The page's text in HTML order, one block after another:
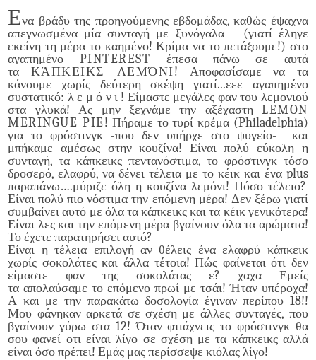
Eνα βράδυ της προηγούμενης εβδομάδας, καθώς έψαχνα
απεγνωσμένα μία συνταγή με ξυνόγαλα
(γιατί έληγε
εκείνη τη μέρα το καημένο!Κρίμα να το πετάξουμε!) στο
αγαπημένο PINTEREST έπεσα πάνω σε αυτά
τα ΚΆΠΚΕΙΚΣ ΛΕΜΌΝΙ! Αποφασίσαμε να τα
κάνουμε χωρίς δεύτερη σκέψη γιατί...εεε αγαπημένο
συστατικό: λ ε μ ό ν ι ! Είμαστε μεγάλες φαν του λεμονιού
στα γλυκά!Ας μην ξεχνάμε την αξέχαστη
LEMON
MERINGUE PIE! Πήραμε το τυρί κρέμα (Philadelphia)
για το φρόστινγκ -που δεν υπήρχε στο ψυγείο-
και
μπήκαμε αμέσως στην κουζίνα! Είναι πολύ εύκολη η
συνταγή, τα κάπκεικς πεντανόστιμα, το φρόστινγκ τόσο
δροσερό, ελαφρύ, να δένει τέλεια με το κέικ και ένα plus
παραπάνω….μύριζε όλη η κουζίνα λεμόνι! Πόσο τέλειο?
Είναι πολύ πιο νόστιμα την επόμενη μέρα! Δεν ξέρω γιατί
συμβαίνει αυτό με όλα τα κάπκεικς και τα κέικ γενικότερα!
Είναι λες και την επόμενη μέρα βγαίνουν όλα τα αρώματα!
Το έχετε παρατηρήσει αυτό?
Είναι η τέλεια επιλογή αν θέλεις ένα ελαφρύ κάπκεικ
χωρίς σοκολάτες και άλλα τέτοια!Πώς φαίνεται ότι δεν
είμαστε φαν της
σοκολάτας
ε? χαχα Εμείς
τα απολαύσαμε το επόμενο πρωί με τσάι!Ήταν υπέροχα!
Α και με την παρακάτω δοσολογία έγιναν περίπου 18!!
Μου φάνηκαν αρκετά σε σχέση με άλλες συνταγές, που
βγαίνουν γύρω στα 12!Όταν φτιάχνεις το φρόστινγκ θα
σου φανεί οτι είναι λίγο σε σχέση με τα κάπκεικς αλλά
είναι όσο πρέπει!Εμάς μας περίσσεψε κιόλας λίγο!